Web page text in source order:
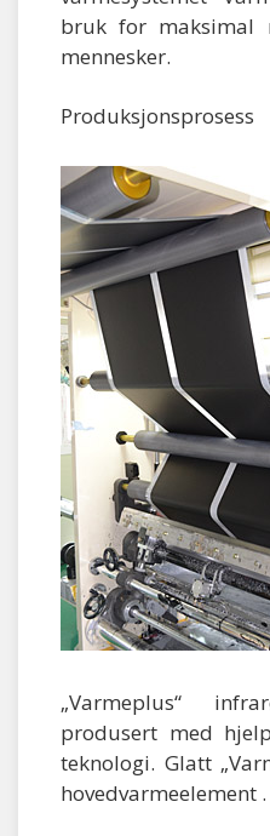
bruk for maksimal
mennesker.
Produksjonsprosess
„Varmeplus“
produsert med
teknologi. Glatt
hovedvarmeelement .